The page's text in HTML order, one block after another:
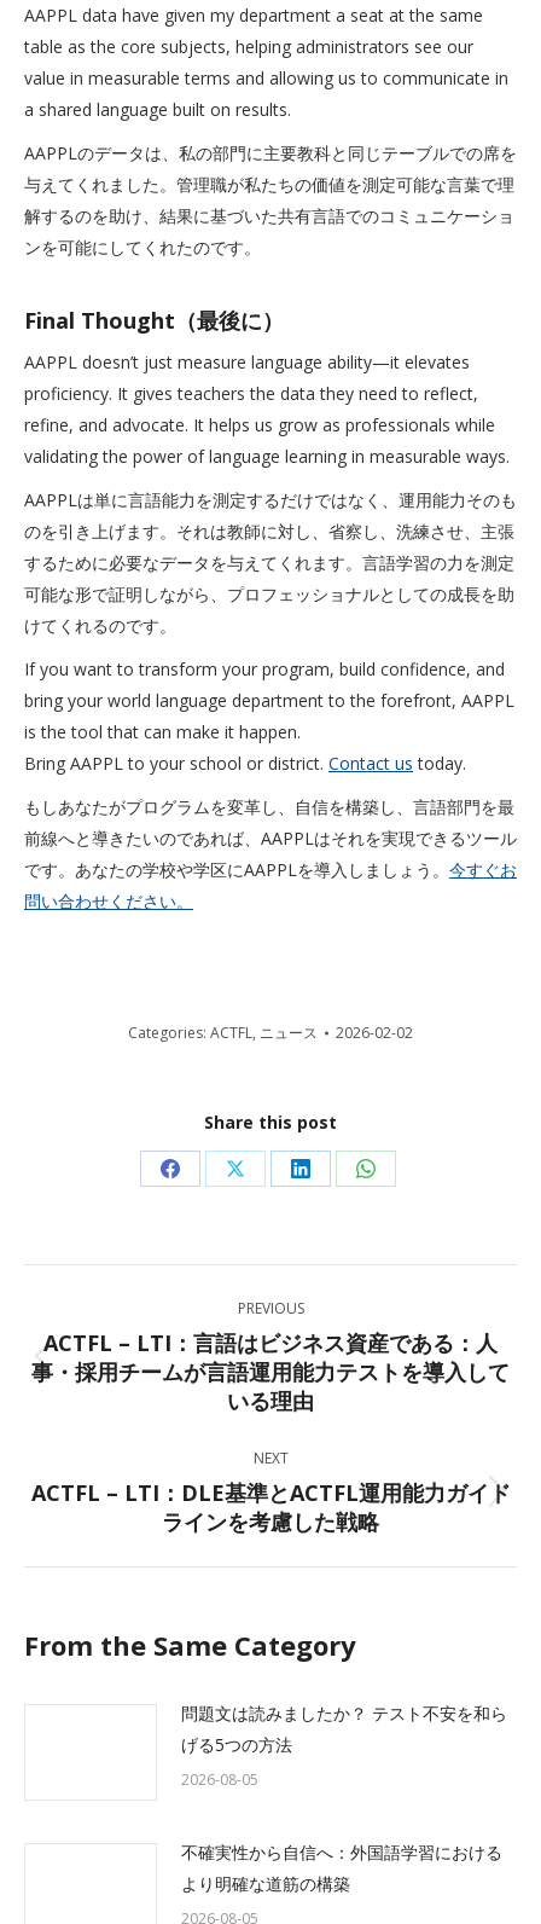
AAPPL data have given my department a seat at the same
table as the core subjects, helping administrators see our
value in measurable terms and allowing us to communicate in
a shared language built on results.
AAPPLのデータは、私の部門に主要教科と同じテーブルでの席を
与えてくれました。管理職が私たちの価値を測定可能な言葉で理
解するのを助け、結果に基づいた共有言語でのコミュニケーショ
ンを可能にしてくれたのです。
Final Thought（最後に）
AAPPL doesn’t just measure language ability—it elevates
proficiency. It gives teachers the data they need to reflect,
refine, and advocate. It helps us grow as professionals while
validating the power of language learning in measurable ways.
AAPPLは単に言語能力を測定するだけではなく、運用能力そのも
のを引き上げます。それは教師に対し、省察し、洗練させ、主張
するために必要なデータを与えてくれます。言語学習の力を測定
可能な形で証明しながら、プロフェッショナルとしての成長を助
けてくれるのです。
If you want to transform your program, build confidence, and
bring your world language department to the forefront, AAPPL
is the tool that can make it happen.
Bring AAPPL to your school or district. Contact us today.
もしあなたがプログラムを変革し、自信を構築し、言語部門を最
前線へと導きたいのであれば、AAPPLはそれを実現できるツール
です。あなたの学校や学区にAAPPLを導入しましょう。 今すぐお
問い合わせください。
Categories: ACTFL, ニュース 2026-02-02
Share this post
Share
Facebook
Share
X
Share
LinkedIn
Share
WhatsApp
navigation
PREVIOUS
Previous
post:
ACTFL – LTI：言語はビジネス資産である：人
事・採用チームが言語運用能力テストを導入して
いる理由
NEXT
Next
post:
ACTFL – LTI：DLE基準とACTFL運用能力ガイド
ラインを考慮した戦略
From the Same Category
問題文は読みましたか？ テスト不安を和ら
げる5つの方法
2026-08-05
不確実性から自信へ：外国語学習における
より明確な道筋の構築
2026-08-05